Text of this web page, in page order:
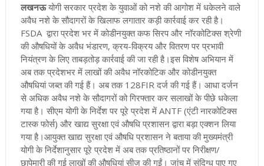
लखनऊ योगी सरकार प्रदेश के युवाओं को नशे की आगोश में धकेलने वाले
अवैध नशे के सौदागरों के खिलाफ लगातार कड़ी कार्रवाई कर रही है।
FSDA द्वारा प्रदेश भर में कोडीनयुक्त कफ सिरप और नॉरकोटिक्स श्रेणी
की औषधियों के अवैध भंडारण, क्रय-विक्रय और वितरण पर प्रभावी
नियंत्रण के लिए ताबड़तोड़ कार्रवाई की जा रही है।इस विशेष अभियान में
अब तक प्रदेशभर में लाखों की अवैध नॉरकोटिक और कोडीनयुक्त
औषधियां जब्त की गई हैं। अब तक 128FIR दर्ज की गई हैं। आधा दर्जन
से अधिक अवैध नशे के सौदागरों को गिरफ्तार कर सलाखों के पीछे धकेला
गया है। सीएम योगी के निर्देश पर पूरे प्रदेश में ANTF (एंटी नारकोटिक्स
टास्क फोर्स) और खाद्य सुरक्षा एवं औषधि प्रशासन द्वारा बड़ा एक्शन लिया
गया है।आयुक्त खाद्य सुरक्षा एवं औषधि प्रशासन ने बताया की मुख्यमंत्री
योगी के निर्देशानुसार पूरे प्रदेश में अब तक प्रतिष्ठानों पर निरीक्षण/
छापेमारी की गई लाखों की औषधियां सीज की गईं। जांच में संदिग्ध पाए गए